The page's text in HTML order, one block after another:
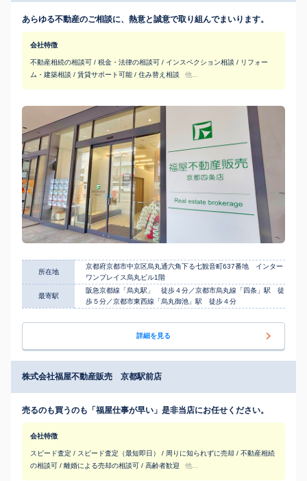
あらゆる不動産のご相談に、熱意と誠意で取り組んでまいります。
会社特徴
不動産相続の相談可 / 税金・法律の相談可 / インスペクション相談 / リフォー
ム・建築相談 / 賃貸サポート可能 / 住み替え相談
他...
所在地
京都府京都市中京区烏丸通六角下る七観音町637番地 インター
ワンプレイス烏丸ビル1階
最寄駅
阪急京都線「烏丸駅」 徒歩４分／京都市烏丸線「四条」駅 徒
歩５分／京都市東西線「烏丸御池」駅 徒歩４分
詳細を見る
株式会社福屋不動産販売 京都駅前店
売るのも買うのも「福屋仕事が早い」是非当店にお任せください。
会社特徴
スピード査定 / スピード査定（最短即日） / 周りに知られずに売却 / 不動産相続
の相談可 / 離婚による売却の相談可 / 高齢者歓迎
他...